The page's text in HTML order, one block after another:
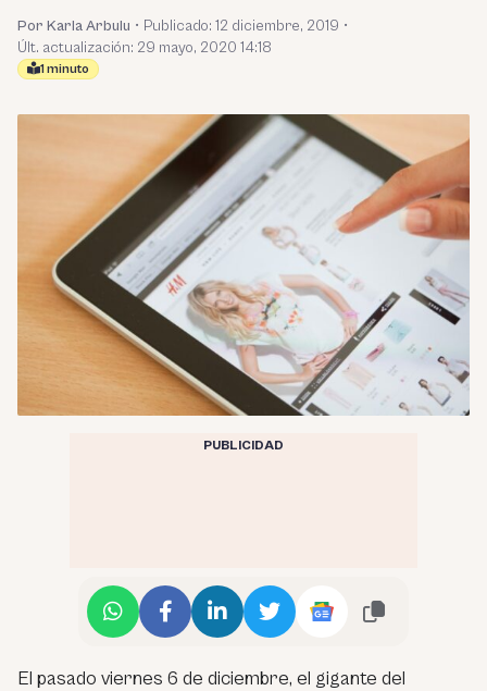
Por Karla Arbulu • Publicado: 12 diciembre, 2019 •
Últ. actualización: 29 mayo, 2020 14:18
1 minuto
PUBLICIDAD
El pasado viernes 6 de diciembre, el gigante del